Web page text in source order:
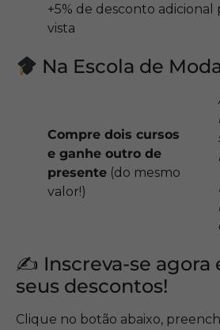
+5% de desconto adicional
vista
Na Escola de
Compre dois cursos
e ganhe outro de
presente (do mesmo
valor!)
✍️ Inscreva-se agora
seus descontos!
Clique no botão abaixo,